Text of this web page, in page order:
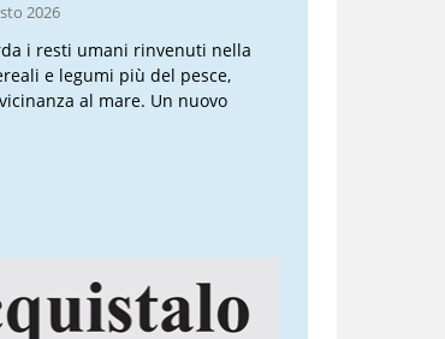
2026
i resti umani rinvenuti nella
e legumi più del pesce,
al mare. Un nuovo